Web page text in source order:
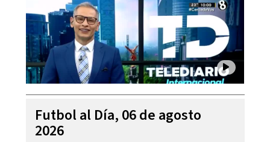
Futbol al Día, 06 de agosto
2026